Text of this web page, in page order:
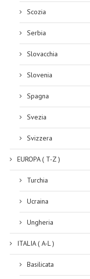
Scozia
Serbia
Slovacchia
Slovenia
Spagna
Svezia
Svizzera
EUROPA ( T-Z )
Turchia
Ucraina
Ungheria
ITALIA ( A-L )
Basilicata